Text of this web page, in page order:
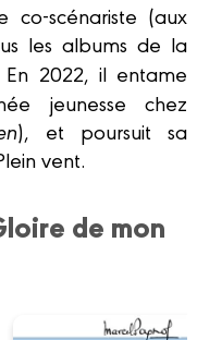
scénariste (aux
les albums de la
En 2022, il entame
jeunesse chez
), et poursuit sa
vent.
de mon